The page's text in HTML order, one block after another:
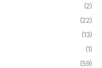
(2)
(22)
(13)
(1)
(59)